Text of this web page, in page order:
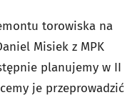
torowiska na
Misiek z MPK
planujemy w II
je przeprowadzić